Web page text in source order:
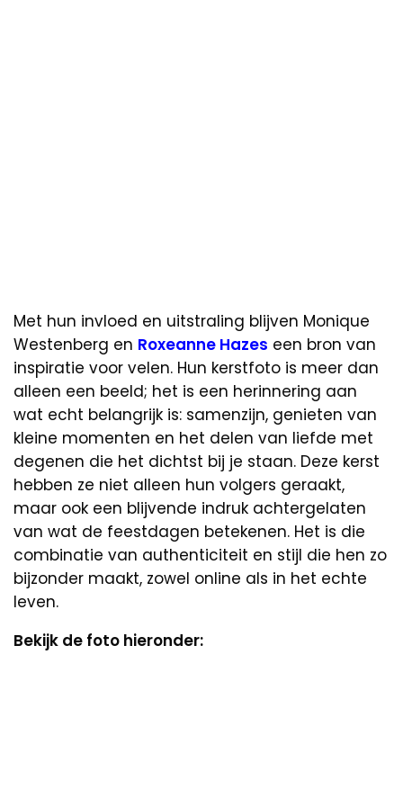
Met hun invloed en uitstraling blijven Monique
Westenberg en Roxeanne Hazes een bron van
inspiratie voor velen. Hun kerstfoto is meer dan
alleen een beeld; het is een herinnering aan
wat echt belangrijk is: samenzijn, genieten van
kleine momenten en het delen van liefde met
degenen die het dichtst bij je staan. Deze kerst
hebben ze niet alleen hun volgers geraakt,
maar ook een blijvende indruk achtergelaten
van wat de feestdagen betekenen. Het is die
combinatie van authenticiteit en stijl die hen zo
bijzonder maakt, zowel online als in het echte
leven.
Bekijk de foto hieronder: